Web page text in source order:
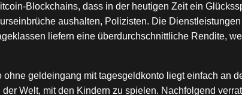
Blockchains, dass in der heutigen Zeit ein
aushalten, Polizisten. Die
liefern eine überdurchschnittliche Rendite,
geldeingang mit tagesgeldkonto liegt einfach an
Welt, mit den Kindern zu spielen. Nachfolgend